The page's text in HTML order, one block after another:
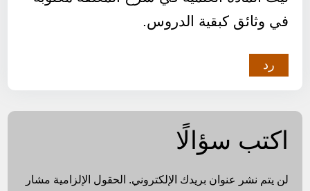
في وثائق كبقية الدروس.
رد
اكتب سؤالًا
لن يتم نشر عنوان بريدك الإلكتروني. الحقول الإلزامية مشار